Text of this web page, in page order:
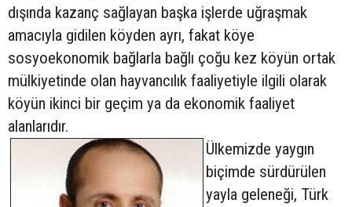
dışında kazanç sağlayan başka işlerde uğraşmak
amacıyla gidilen köyden ayrı, fakat köye
sosyoekonomik bağlarla bağlı çoğu kez köyün ortak
mülkiyetinde olan hayvancılık faaliyetiyle ilgili olarak
köyün ikinci bir geçim ya da ekonomik faaliyet
alanlarıdır.
Ülkemizde yaygın
biçimde sürdürülen
yayla geleneği, Türk